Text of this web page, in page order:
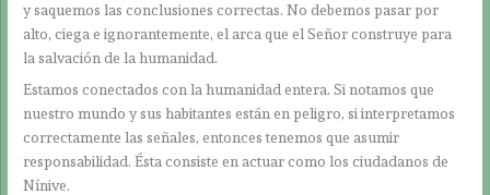
y saquemos las conclusiones correctas. No debemos pasar por
alto, ciega e ignorantemente, el arca que el Señor construye para
la salvación de la humanidad.
Estamos conectados con la humanidad entera. Si notamos que
nuestro mundo y sus habitantes están en peligro, si interpretamos
correctamente las señales, entonces tenemos que asumir
responsabilidad. Ésta consiste en actuar como los ciudadanos de
Nínive.